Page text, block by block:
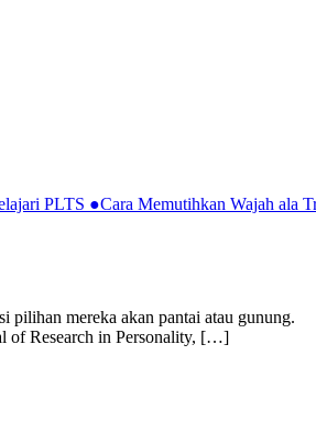
PLTS ●Cara Memutihkan Wajah ala
pilihan mereka akan pantai atau gunung.
of Research in Personality, […]